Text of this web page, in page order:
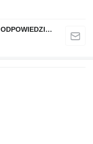
QINDITO SPÓŁKA Z OGRANICZONĄ ODPOWIEDZIALNOŚCIĄ